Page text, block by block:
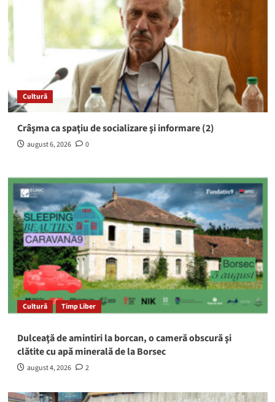
Cultură
Crâşma ca spaţiu de socializare şi informare (2)
august 6, 2026 0
Cultură Timp Liber
Dulceaţă de amintiri la borcan, o cameră obscură şi
clătite cu apă minerală de la Borsec
august 4, 2026 2